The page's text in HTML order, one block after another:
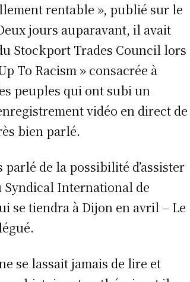
rentable », publié sur le
jours auparavant, il avait
Stockport Trades Council lors
To Racism » consacrée à
peuples qui ont subi un
vidéo en direct de
bien parlé.
de la possibilité d’assister
Syndical International de
se tiendra à Dijon en avril – Le
se lassait jamais de lire et